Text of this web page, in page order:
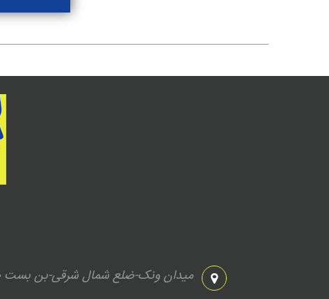
میدان ونک-ضلع شمال شرقی-بن بست